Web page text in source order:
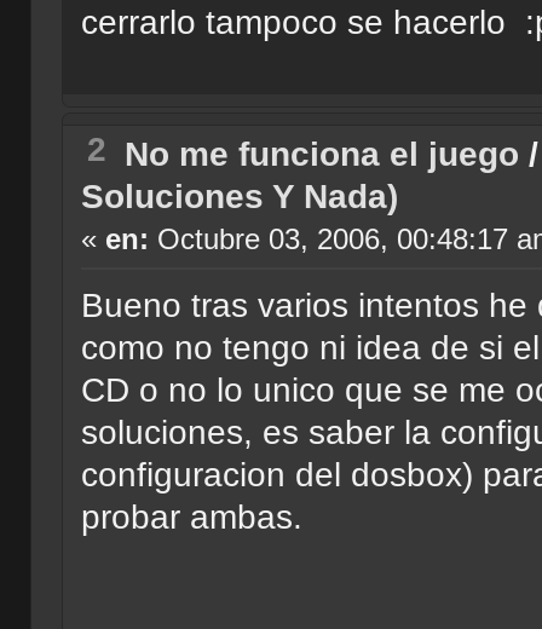
cerrarlo tampoco se hacerlo
2 No me funciona el juego
Soluciones Y Nada)
« en: Octubre 03, 2006, 00:48:17
Bueno tras varios intentos
como no tengo ni idea de si
CD o no lo unico que se me
soluciones, es saber la
configuracion del dosbox)
probar ambas.